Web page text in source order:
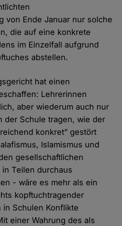
von Ende Januar nur solche
die auf eine konkrete
im Einzelfall aufgrund
abstellen.
hat einen
Lehrerinnen
aber wiederum auch nur
der Schule tragen, wie der
konkret” gestört
Islamismus und
gesellschaftlichen
Teilen durchaus
- wäre es mehr als ein
kopftuchtragender
Schulen Konflikte
einer Wahrung des als